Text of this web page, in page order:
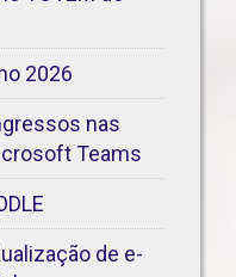
2026
nas
Teams
de e-